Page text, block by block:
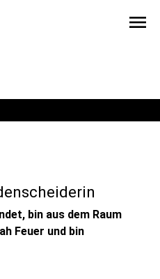
menu
bin aus dem Raum
Feuer und bin